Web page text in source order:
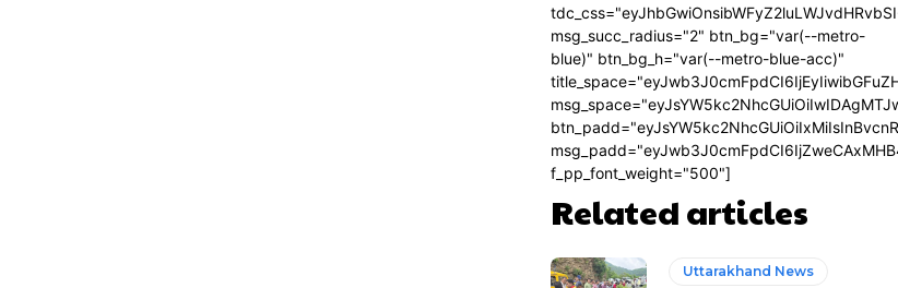
msg_succ_radius="2" btn_bg="var(--metro-
blue)" btn_bg_h="var(--metro-blue-acc)"
f_pp_font_weight="500"]
Related articles
Uttarakhand News